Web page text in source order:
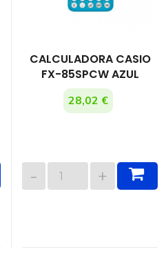
CALCULADORA CASIO
FX-85SPCW AZUL
28,02 €